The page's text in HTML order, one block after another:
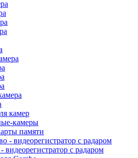
камер
камеры
памяти
видеорегистратор с радаром